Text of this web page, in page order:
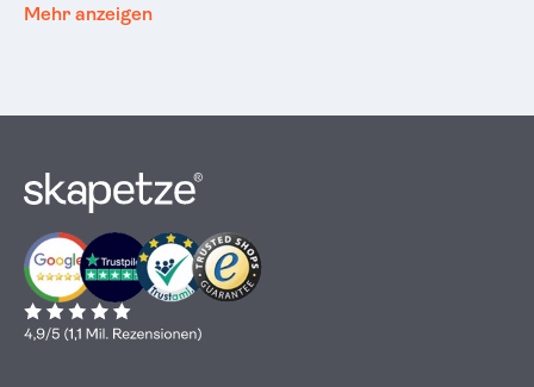
Mehr anzeigen